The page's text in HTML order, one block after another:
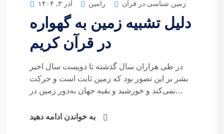
آذر ۳, ۱۴۰۴ رامین زمین شناسی در قرآن
دلیل تشبیه زمین به گهواره
در قرآن کریم
در طی هزاران سال گذشته تا دویست سال اخیر
بشر بر این تصور بود که زمین ثابت است و حرکت
نمی‌کند و خورشید و بقیه جهان به‌دور زمین در...
به خواندن ادامه دهید